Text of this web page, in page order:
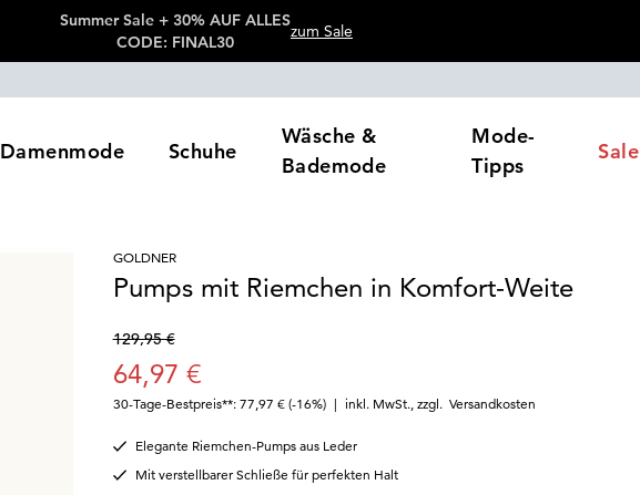
Summer Sale + 30% AUF ALLES
CODE: FINAL30
zum Sale
Damenmode Schuhe
Wäsche &
Bademode
Mode-
Tipps
Sale
GOLDNER
Pumps mit Riemchen in Komfort-Weite
129,95 €
64,97 €
30-Tage-Bestpreis**: 77,97 € (-16%) | inkl. MwSt., zzgl. Versandkosten
Elegante Riemchen-Pumps aus Leder
Mit verstellbarer Schließe für perfekten Halt